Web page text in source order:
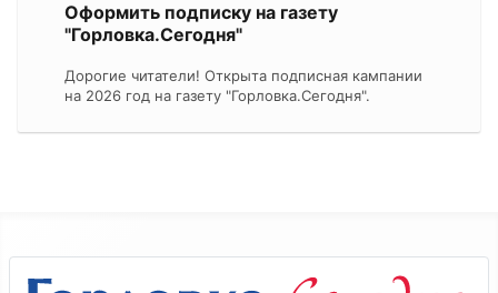
Оформить подписку на газету
"Горловка.Сегодня"
Дорогие читатели! Открыта подписная кампании
на 2026 год на газету "Горловка.Сегодня".